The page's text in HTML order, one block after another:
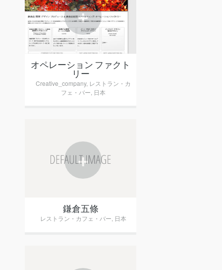
+
オペレーション ファクト
リー
Creative_company, レストラン・カ
フェ・バー 日本
+
鎌倉五條
レストラン・カフェ・バー 日本